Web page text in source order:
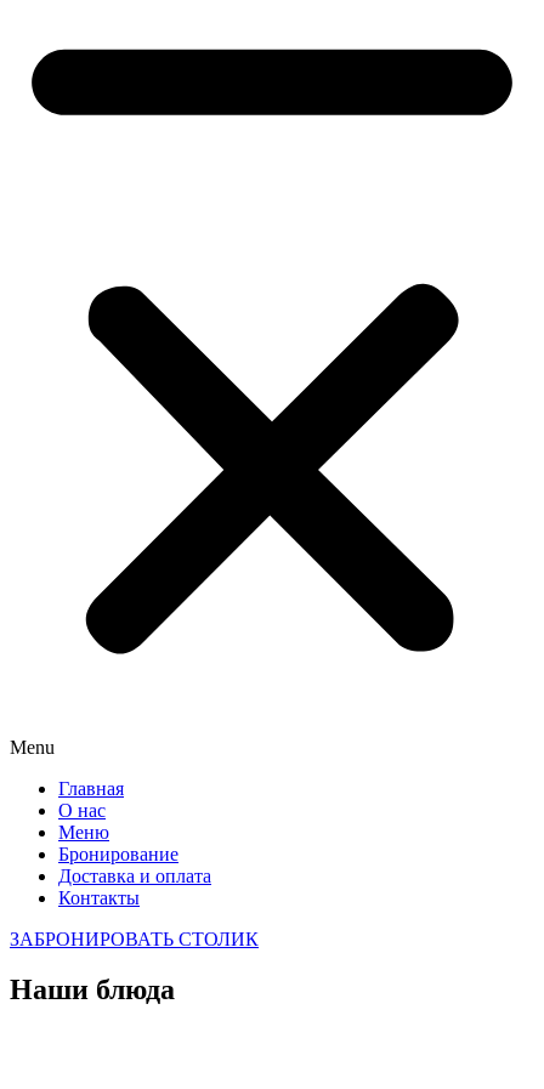
Menu
Главная
О нас
Меню
Бронирование
Доставка и оплата
Контакты
ЗАБРОНИРОВАТЬ СТОЛИК
Наши блюда